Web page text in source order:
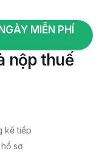
MIỄN PHÍ
nộp thuế
kế tiếp
sơ